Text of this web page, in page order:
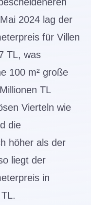
2024 lag der
für Villen
TL, was
100 m² große
TL
Vierteln wie
die
höher als der
liegt der
in